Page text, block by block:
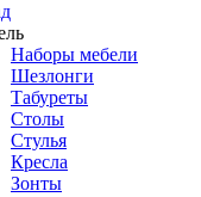
Наборы мебели
Шезлонги
Табуреты
Столы
Стулья
Кресла
Зонты